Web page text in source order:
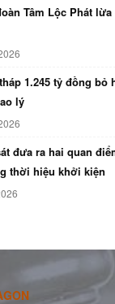
Tâm Lộc Phát
1.245 tỷ đồng bỏ
lý
đưa ra hai quan
thời hiệu khởi kiện